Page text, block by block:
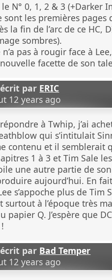
N° 0, 1, 2 & 3 (+Darker
sont les premières pages
la fin de l’arc de ce HC,
sombres).
n’a pas à rougir face à
facette de son
écrit par ERIC
12 years ago
à Twhip, j’ai
qui s’intitulait
contenu et il semblerait
1 à 3 et Tim Sale
une autre partie de
aujourd’hui. En
s’appoche plus de Tim
surtout à l’époque très
papier Q. J’espère que
écrit par Bad Temper
12 years ago